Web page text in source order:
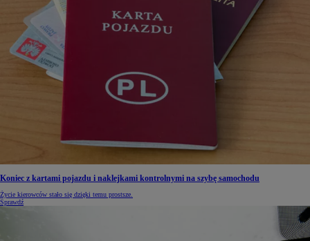
Koniec z kartami pojazdu i naklejkami kontrolnymi na szybę samochodu
Życie kierowców stało się dzięki temu prostsze.
Sprawdź